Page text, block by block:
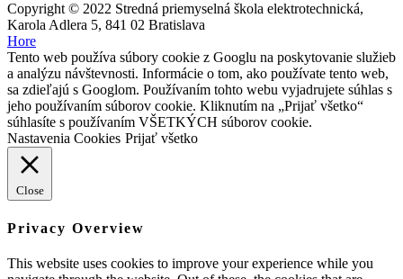
Copyright © 2022 Stredná priemyselná škola elektrotechnická,
Karola Adlera 5, 841 02 Bratislava
Hore
Tento web používa súbory cookie z Googlu na poskytovanie služieb
a analýzu návštevnosti. Informácie o tom, ako používate tento web,
sa zdieľajú s Googlom. Používaním tohto webu vyjadrujete súhlas s
jeho používaním súborov cookie. Kliknutím na „Prijať všetko“
súhlasíte s používaním VŠETKÝCH súborov cookie.
Nastavenia Cookies Prijať všetko
Close
Privacy Overview
This website uses cookies to improve your experience while you